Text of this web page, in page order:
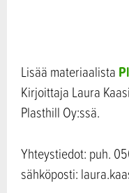
Lisää materiaalista
Kirjoittaja Laura
Plasthill Oy:ssä.
Yhteystiedot: puh.
sähköposti: